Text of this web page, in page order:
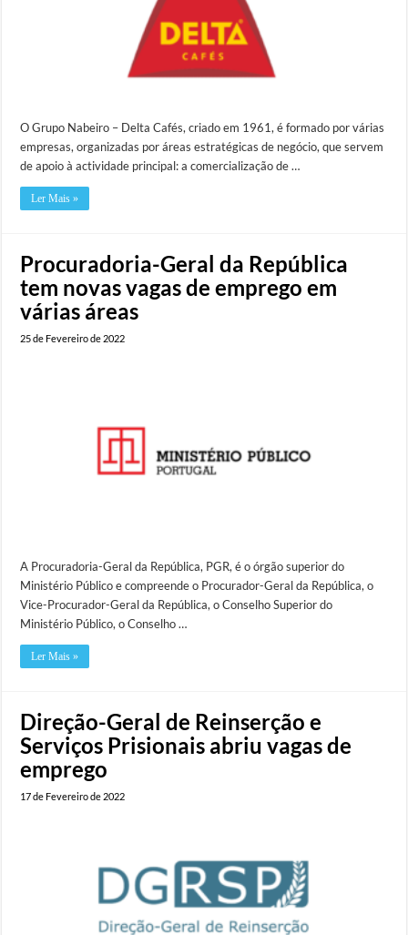
O Grupo Nabeiro – Delta Cafés, criado em 1961, é formado por várias
empresas, organizadas por áreas estratégicas de negócio, que servem
de apoio à actividade principal: a comercialização de …
Ler Mais »
Procuradoria-Geral da República
tem novas vagas de emprego em
várias áreas
25 de Fevereiro de 2022
A Procuradoria-Geral da República, PGR, é o órgão superior do
Ministério Público e compreende o Procurador-Geral da República, o
Vice-Procurador-Geral da República, o Conselho Superior do
Ministério Público, o Conselho …
Ler Mais »
Direção-Geral de Reinserção e
Serviços Prisionais abriu vagas de
emprego
17 de Fevereiro de 2022